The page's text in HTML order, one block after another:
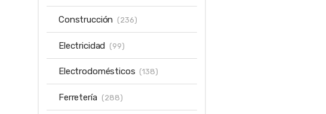
Construcción (236)
Electricidad (99)
Electrodomésticos (138)
Ferretería (288)